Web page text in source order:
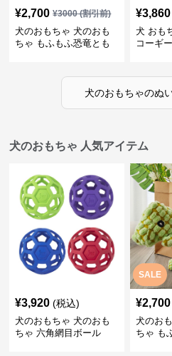
¥2,700 ¥3000(割引前)
犬のおもちゃ 犬のおも
ちゃ もふもふ恐竜とも
¥3,860
犬 おも
コーギ
犬のおもちゃのぬ
犬のおもちゃ 人気アイテム
¥3,920 (税込)
犬のおもちゃ 犬のおも
ちゃ 六角網目ボール
SALE
¥2,700
犬のお
ちゃ も